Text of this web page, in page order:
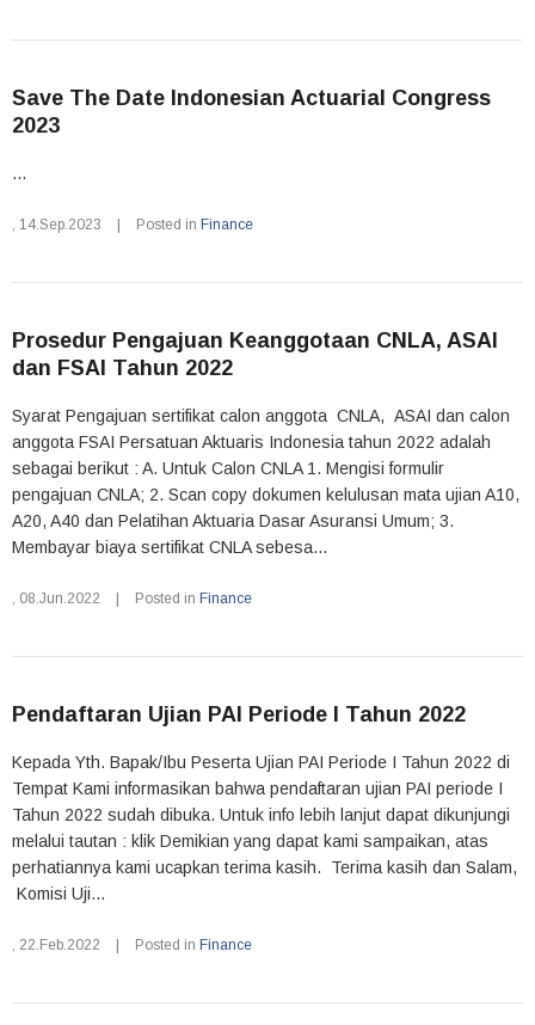
Save The Date Indonesian Actuarial Congress
2023
...
, 14.Sep.2023 Posted in Finance
Prosedur Pengajuan Keanggotaan CNLA, ASAI
dan FSAI Tahun 2022
Syarat Pengajuan sertifikat calon anggota CNLA, ASAI dan calon
anggota FSAI Persatuan Aktuaris Indonesia tahun 2022 adalah
sebagai berikut : A. Untuk Calon CNLA 1. Mengisi formulir
pengajuan CNLA; 2. Scan copy dokumen kelulusan mata ujian A10,
A20, A40 dan Pelatihan Aktuaria Dasar Asuransi Umum; 3.
Membayar biaya sertifikat CNLA sebesa...
, 08.Jun.2022 Posted in Finance
Pendaftaran Ujian PAI Periode I Tahun 2022
Kepada Yth. Bapak/Ibu Peserta Ujian PAI Periode I Tahun 2022 di
Tempat Kami informasikan bahwa pendaftaran ujian PAI periode I
Tahun 2022 sudah dibuka. Untuk info lebih lanjut dapat dikunjungi
melalui tautan : klik Demikian yang dapat kami sampaikan, atas
perhatiannya kami ucapkan terima kasih. Terima kasih dan Salam,
Komisi Uji...
, 22.Feb.2022 Posted in Finance